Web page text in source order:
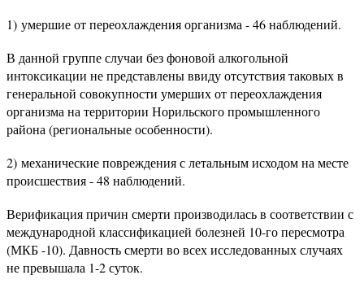
1) умершие от переохлаждения организма - 46 наблюдений.
В данной группе случаи без фоновой алкогольной
интоксикации не представлены ввиду отсутствия таковых в
генеральной совокупности умерших от переохлаждения
организма на территории Норильского промышленного
района (региональные особенности).
2) механические повреждения с летальным исходом на месте
происшествия - 48 наблюдений.
Верификация причин смерти производилась в соответствии с
международной классификацией болезней 10-го пересмотра
(МКБ -10). Давность смерти во всех исследованных случаях
не превышала 1-2 суток.